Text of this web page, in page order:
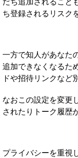
だち追加されること
ち登録されるリスク
一方で知人があなた
追加できなくなるた
ドや招待リンクなど
なおこの設定を変更
されたりトーク履歴
プライバシーを重視